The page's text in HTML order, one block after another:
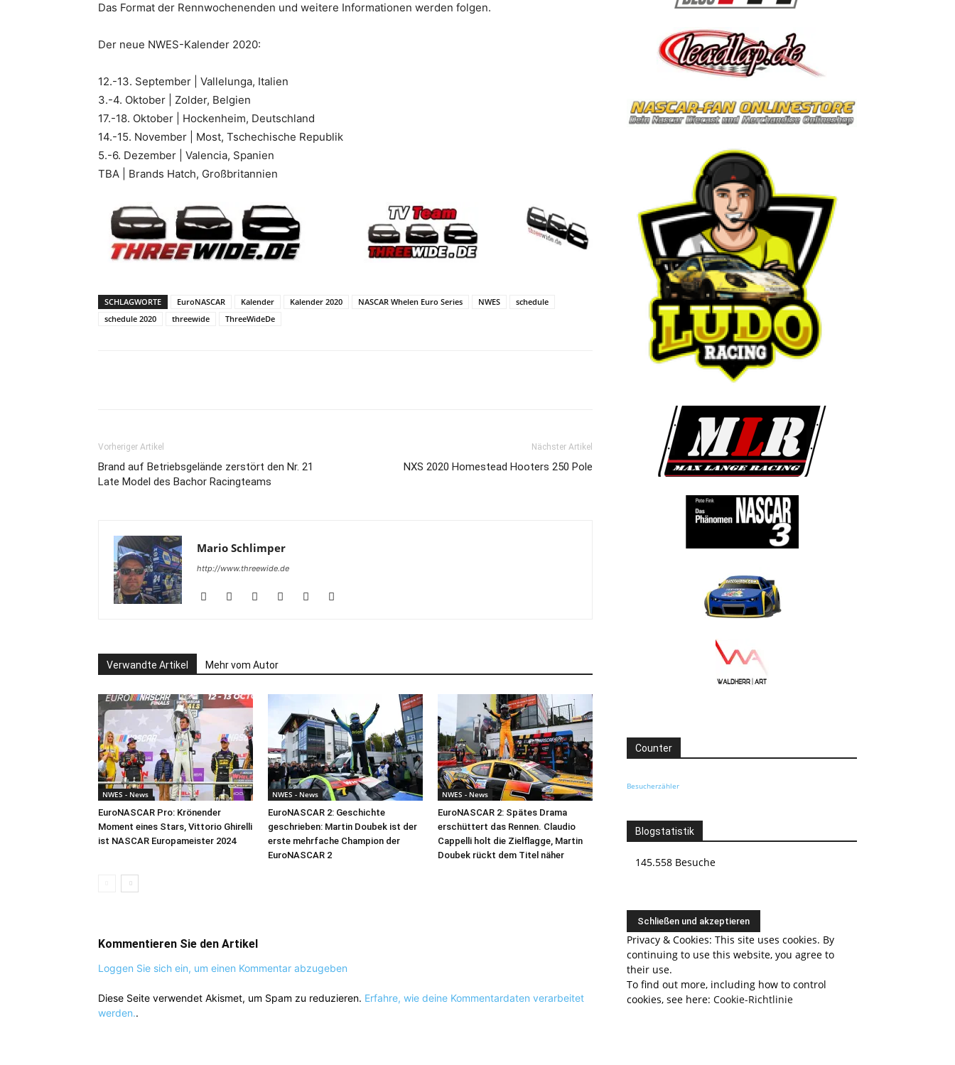
Das Format der Rennwochenenden und weitere Informationen werden folgen.
Der neue NWES-Kalender 2020:
12.-13. September | Vallelunga, Italien
3.-4. Oktober | Zolder, Belgien
17.-18. Oktober | Hockenheim, Deutschland
14.-15. November | Most, Tschechische Republik
5.-6. Dezember | Valencia, Spanien
TBA | Brands Hatch, Großbritannien
SCHLAGWORTE EuroNASCAR Kalender Kalender 2020 NASCAR Whelen Euro Series NWES
schedule
schedule 2020
threewide ThreeWideDe
Vorheriger Artikel
Brand auf Betriebsgelände zerstört den Nr. 21
Late Model des Bachor Racingteams
Nächster Artikel
NXS 2020 Homestead Hooters 250 Pole
Mario Schlimper
http://www.threewide.de
Verwandte Artikel Mehr vom Autor
NWES - News
EuroNASCAR Pro: Krönender
Moment eines Stars, Vittorio Ghirelli
ist NASCAR Europameister 2024
NWES - News
EuroNASCAR 2: Geschichte
geschrieben: Martin Doubek ist der
erste mehrfache Champion der
EuroNASCAR 2
NWES - News
EuroNASCAR 2: Spätes Drama
erschüttert das Rennen. Claudio
Cappelli holt die Zielflagge, Martin
Doubek rückt dem Titel näher
Kommentieren Sie den Artikel
Loggen Sie sich ein, um einen Kommentar abzugeben
Diese Seite verwendet Akismet, um Spam zu reduzieren. Erfahre, wie deine Kommentardaten verarbeitet
werden..
Counter
Besucherzähler
Blogstatistik
145.558 Besuche
Privacy & Cookies: This site uses cookies. By
continuing to use this website, you agree to
their use.
To find out more, including how to control
cookies, see here: Cookie-Richtlinie